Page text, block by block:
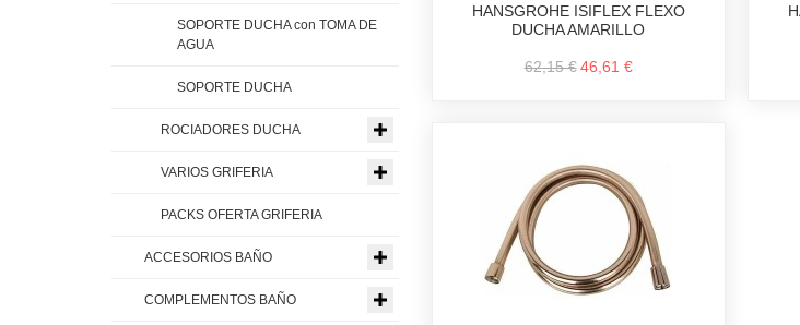
HANSGROHE ISIFLEX FLEXO
DUCHA AMARILLO
62,15 € 46,61 €
SOPORTE DUCHA con TOMA DE
AGUA
SOPORTE DUCHA
ROCIADORES DUCHA
VARIOS GRIFERIA
PACKS OFERTA GRIFERIA
ACCESORIOS BAÑO
COMPLEMENTOS BAÑO